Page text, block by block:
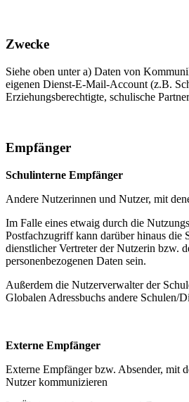
Zwecke
Siehe oben unter a) Daten von
eigenen Dienst-E-Mail-Account (z.B.
Erziehungsberechtigte, schulische
Empfänger
Schulinterne Empfänger
Andere Nutzerinnen und Nutzer, mit
Im Falle eines etwaig durch die
Postfachzugriff kann darüber hinaus die
dienstlicher Vertreter der Nutzerin bzw.
personenbezogenen Daten sein.
Außerdem die Nutzerverwalter der
Globalen Adressbuchs andere Schulen/
Externe Empfänger
Externe Empfänger bzw. Absender, mit
Nutzer kommunizieren